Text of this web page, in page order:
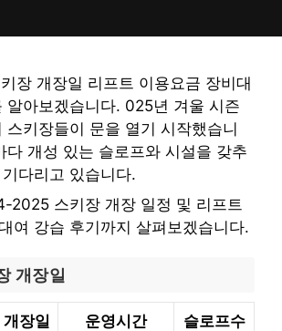
장 개장일 리프트 이용요금 장비대
알아보겠습니다. 025년 겨울 시즌
스키장들이 문을 열기 시작했습니
다 개성 있는 슬로프와 시설을 갖추
다리고 있습니다.
2025 스키장 개장 일정 및 리프트
여 강습 후기까지 살펴보겠습니다.
개장일
개장일 운영시간 슬로프수